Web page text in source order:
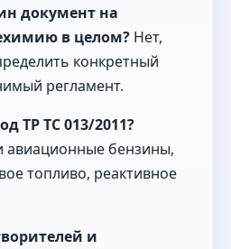
документ на
в целом? Нет,
конкретный
регламент.
ТР ТС 013/2011?
бензины,
топливо, реактивное
и